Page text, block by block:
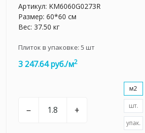
Артикул: KM6060G0273R
Размер: 60*60 см
Вес: 37.50 кг
Плиток в упаковке: 5 шт
3 247.64 руб./м2
– +
м2
шт.
упак.